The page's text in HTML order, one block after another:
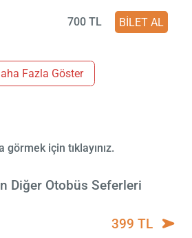
700 TL BİLET AL
Fazla Göster
görmek için tıklayınız.
Diğer Otobüs Seferleri
399 TL